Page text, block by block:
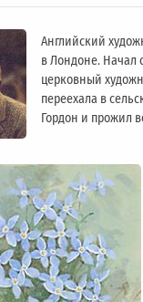
Английский
в Лондоне. Начал
церковный
переехала в
Гордон и прожил